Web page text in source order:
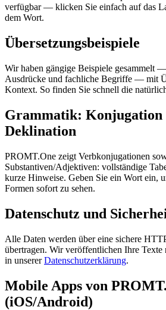
verfügbar — klicken Sie einfach auf das
dem Wort.
Übersetzungsbeispiele
Wir haben gängige Beispiele gesammelt
Ausdrücke und fachliche Begriffe — mit
Kontext. So finden Sie schnell die
Grammatik: Konjugation
Deklination
PROMT.One zeigt Verbkonjugationen
Substantiven/Adjektiven: vollständige
kurze Hinweise. Geben Sie ein Wort ein,
Formen sofort zu sehen.
Datenschutz und
Alle Daten werden über eine sichere
übertragen. Wir veröffentlichen Ihre
in unsererDatenschutzerklärung.
Mobile Apps von
(iOS/Android)